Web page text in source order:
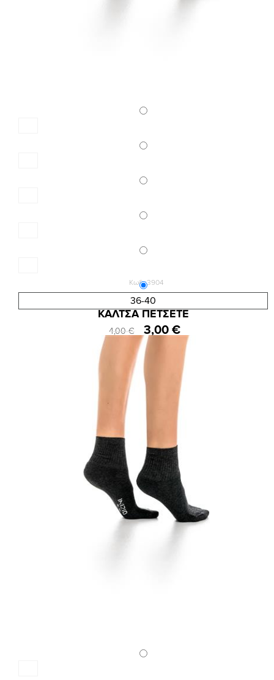
36-40
Κωδ.:3904
ΙΝΙΖΙΟ ΓΥΝΑΙΚΕΙΑ ΗΜΙΚΟΝΤΗ ΜΟΝΟΧΡΩΜΗ
ΚΑΛΤΣΑ ΠΕΤΣΕΤΕ
4,00 € 3,00 €